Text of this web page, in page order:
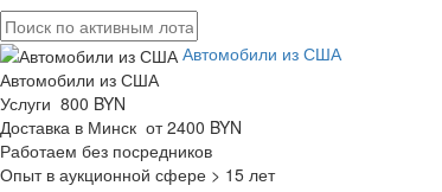
Автомобили из США
Автомобили из США
Услуги 800 BYN
Доставка в Минск от 2400 BYN
Работаем без посредников
Опыт в аукционной сфере > 15 лет